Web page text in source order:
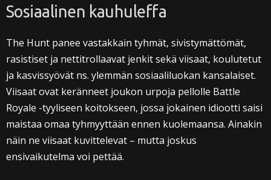
Sosiaalinen kauhuleffa
The Hunt panee vastakkain tyhmät, sivistymättömät,
rasistiset ja nettitrollaavat jenkit sekä viisaat, koulutetut
ja kasvissyövät ns. ylemmän sosiaaliluokan kansalaiset.
Viisaat ovat keränneet joukon urpoja pellolle Battle
Royale -tyyliseen koitokseen, jossa jokainen idiootti saisi
maistaa omaa tyhmyyttään ennen kuolemaansa. Ainakin
näin ne viisaat kuvittelevat – mutta joskus
ensivaikutelma voi pettää.